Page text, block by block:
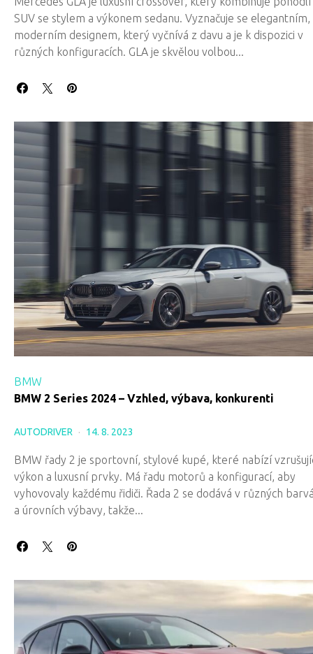
SUV se stylem a výkonem sedanu. Vyznačuje se elegantním,
moderním designem, který vyčnívá z davu a je k dispozici v
různých konfiguracích. GLA je skvělou volbou...
BMW
BMW 2 Series 2024 – Vzhled, výbava, konkurenti
AUTODRIVER 14. 8. 2023
BMW řady 2 je sportovní, stylové kupé, které nabízí
výkon a luxusní prvky. Má řadu motorů a konfigurací, aby
vyhovovaly každému řidiči. Řada 2 se dodává v různých
a úrovních výbavy, takže...